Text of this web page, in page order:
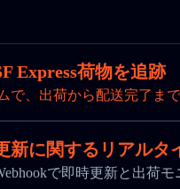
Express荷物を追跡
で、出荷から配送完了ま
新に関するリアルタ
で即時更新と出荷